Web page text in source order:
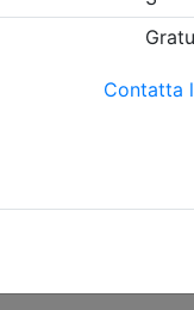
Dettagli evento